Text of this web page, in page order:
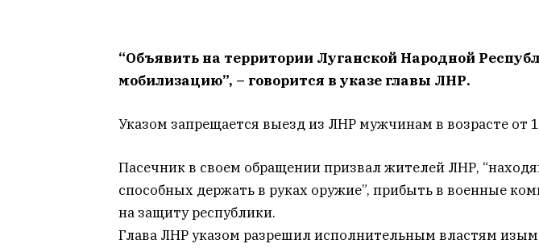
“Объявить на территории Луганской Народной
мобилизацию”, – говорится в указе главы ЛНР.
Указом запрещается выезд из ЛНР мужчинам в возрасте от
Пасечник в своем обращении призвал жителей ЛНР,
способных держать в руках оружие”, прибыть в военные
на защиту республики.
Глава ЛНР указом разрешил исполнительным властям